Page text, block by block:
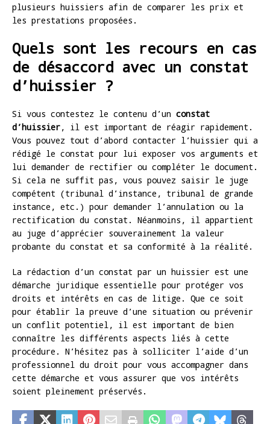
plusieurs huissiers afin de comparer les prix et
les prestations proposées.
Quels sont les recours en cas
de désaccord avec un constat
d’huissier ?
Si vous contestez le contenu d’un constat
d’huissier, il est important de réagir rapidement.
Vous pouvez tout d’abord contacter l’huissier qui a
rédigé le constat pour lui exposer vos arguments et
lui demander de rectifier ou compléter le document.
Si cela ne suffit pas, vous pouvez saisir le juge
compétent (tribunal d’instance, tribunal de grande
instance, etc.) pour demander l’annulation ou la
rectification du constat. Néanmoins, il appartient
au juge d’apprécier souverainement la valeur
probante du constat et sa conformité à la réalité.
La rédaction d’un constat par un huissier est une
démarche juridique essentielle pour protéger vos
droits et intérêts en cas de litige. Que ce soit
pour établir la preuve d’une situation ou prévenir
un conflit potentiel, il est important de bien
connaître les différents aspects liés à cette
procédure. N’hésitez pas à solliciter l’aide d’un
professionnel du droit pour vous accompagner dans
cette démarche et vous assurer que vos intérêts
soient pleinement préservés.